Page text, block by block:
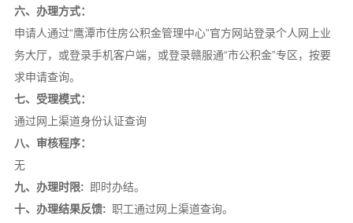
六、办理方式：
申请人通过“鹰潭市住房公积金管理中心”官方网站登录个人网上业
务大厅，或登录手机客户端，或登录赣服通“市公积金”专区，按要
求申请查询。
七、受理模式：
通过网上渠道身份认证查询
八、审核程序：
无
九、办理时限: 即时办结。
十、办理结果反馈: 职工通过网上渠道查询。